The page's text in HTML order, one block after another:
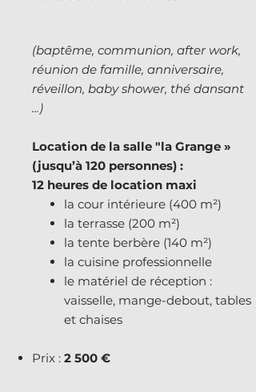
(baptême, communion, after work,
réunion de famille, anniversaire,
réveillon, baby shower, thé dansant
...)
Location de la salle "la Grange »
(jusqu’à 120 personnes) :
12 heures de location maxi
la cour intérieure (400 m²)
la terrasse (200 m²)
la tente berbère (140 m²)
la cuisine professionnelle
le matériel de réception :
vaisselle, mange-debout, tables
et chaises
Prix : 2 500 €